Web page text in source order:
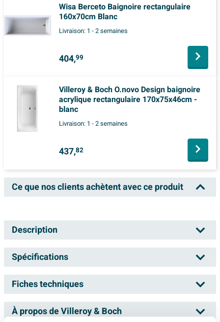
Wisa Berceto Baignoire rectangulaire
160x70cm Blanc
Livraison: 1 - 2 semaines
404,99
Villeroy & Boch O.novo Design baignoire
acrylique rectangulaire 170x75x46cm -
blanc
Livraison: 1 - 2 semaines
437,82
Ce que nos clients achètent avec ce produit
Description
Villeroy & Boch Omnia architectura
baignoire - 160x70cm - blanc
Vous recherchez une baignoire confortable qui ne prend
pas trop de place, mais qui offre tout de même un
véritable moment de détente pour vous-même ? Cette
Spécifications
Numéro d'article
Numéro de fournisseur
uba167ara2v-01
EAN
4047289141464
Fiches techniques
Mode d'emploi
À propos de Villeroy & Boch